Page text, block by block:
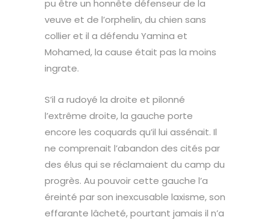
pu être un honnête défenseur de la
veuve et de l’orphelin, du chien sans
collier et il a défendu Yamina et
Mohamed, la cause était pas la moins
ingrate.
S’il a rudoyé la droite et pilonné
l’extrême droite, la gauche porte
encore les coquards qu’il lui assénait. Il
ne comprenait l’abandon des cités par
des élus qui se réclamaient du camp du
progrès. Au pouvoir cette gauche l’a
éreinté par son inexcusable laxisme, son
effarante lâcheté, pourtant jamais il n’a